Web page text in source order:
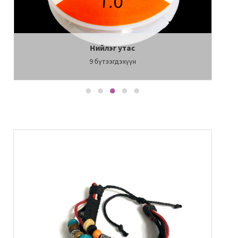
Нийлэг утас
9бүтээгдэхүүн